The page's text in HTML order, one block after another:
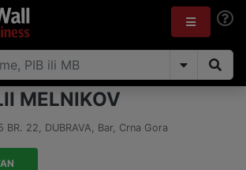
MELNIKOV
BR. 22, DUBRAVA, Bar, Crna Gora